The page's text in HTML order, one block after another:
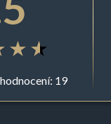
19